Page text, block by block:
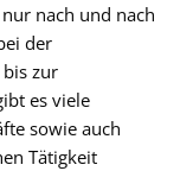
nach und nach
der
zur
es viele
sowie auch
Tätigkeit